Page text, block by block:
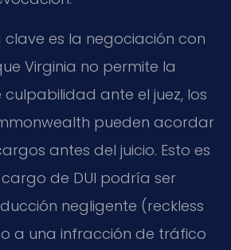
es la negociación con
Virginia no permite la
ante el juez, los
pueden acordar
antes del juicio. Esto es
de DUI podría ser
negligente (reckless
a una infracción de tráfico